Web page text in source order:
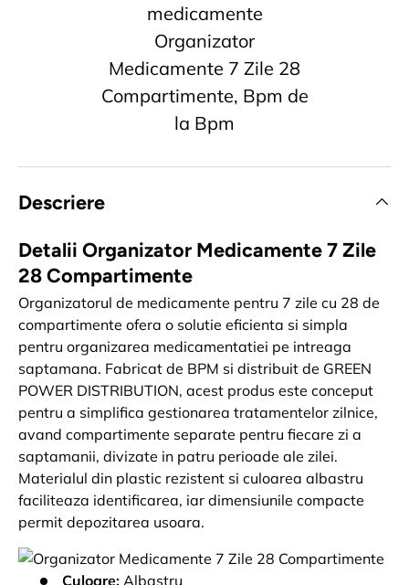
medicamente
Organizator
Medicamente 7 Zile 28
Compartimente, Bpm de
la Bpm
Descriere
Detalii Organizator Medicamente 7 Zile
28 Compartimente
Organizatorul de medicamente pentru 7 zile cu 28 de
compartimente ofera o solutie eficienta si simpla
pentru organizarea medicamentatiei pe intreaga
saptamana. Fabricat de BPM si distribuit de GREEN
POWER DISTRIBUTION, acest produs este conceput
pentru a simplifica gestionarea tratamentelor zilnice,
avand compartimente separate pentru fiecare zi a
saptamanii, divizate in patru perioade ale zilei.
Materialul din plastic rezistent si culoarea albastru
faciliteaza identificarea, iar dimensiunile compacte
permit depozitarea usoara.
Culoare: Albastru